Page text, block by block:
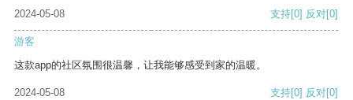
2024-05-08
支持[0] 反对[0]
游客
这款app的社区氛围很温馨，让我能够感受到家的温暖。
2024-05-08 支持[0] 反对[0]